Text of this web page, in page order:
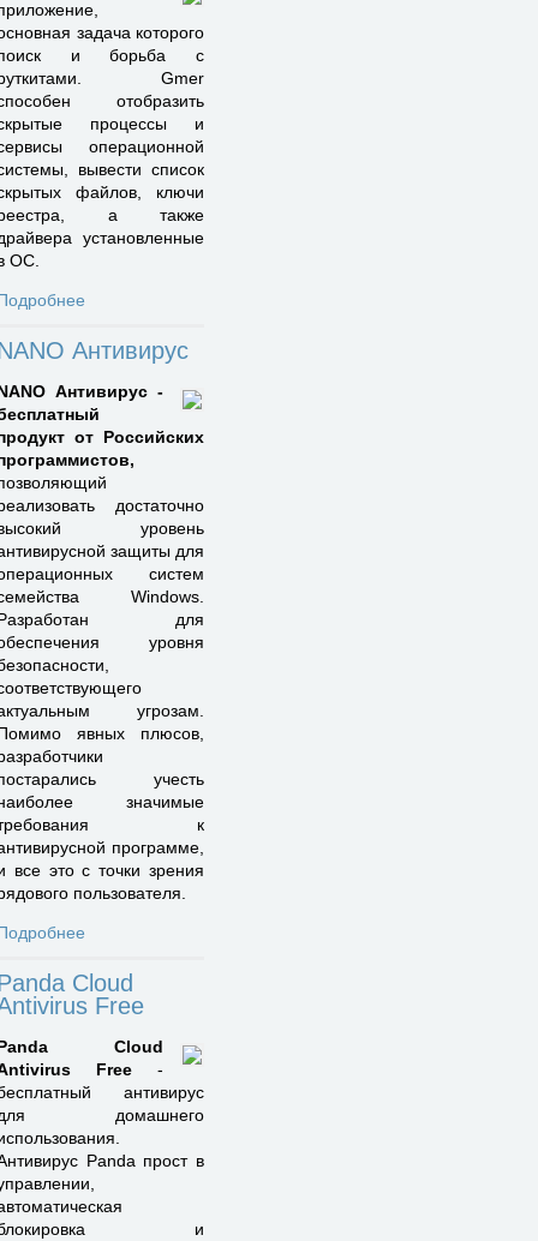
задача которого
и борьба с
Gmer
отобразить
процессы и
операционной
вывести список
файлов, ключи
а также
установленные
ОС.
Антивирус
Антивирус -
от Российских
достаточно
уровень
защиты для
систем
Windows.
для
уровня
угрозам.
явных плюсов,
учесть
значимые
к
программе,
все это с точки зрения
пользователя.
Cloud
Free
Cloud
Free -
антивирус
домашнего
Panda прост в
и